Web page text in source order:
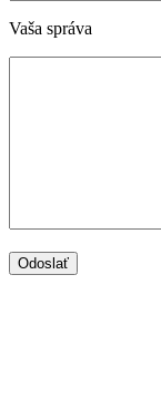
Vaša správa